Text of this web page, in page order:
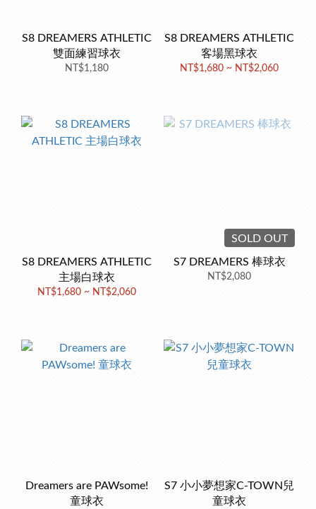
S8 DREAMERS ATHLETIC
雙面練習球衣
NT$1,180
S8 DREAMERS ATHLETIC
客場黑球衣
NT$1,680 ~ NT$2,060
S8 DREAMERS ATHLETIC
主場白球衣
NT$1,680 ~ NT$2,060
SOLD OUT
S7 DREAMERS 棒球衣
NT$2,080
Dreamers are PAWsome!
童球衣
S7 小小夢想家C-TOWN兒
童球衣